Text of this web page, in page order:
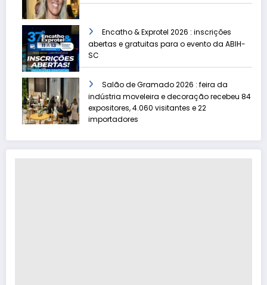
Encatho & Exprotel 2026 : inscrições
abertas e gratuitas para o evento da ABIH-
SC
Salão de Gramado 2026 : feira da
indústria moveleira e decoração recebeu 84
expositores, 4.060 visitantes e 22
importadores